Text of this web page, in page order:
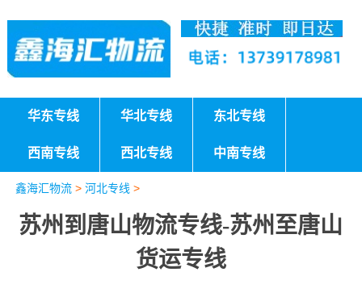
华东专线 华北专线 东北专线
西南专线 西北专线 中南专线
鑫海汇物流> 河北专线 >
苏州到唐山物流专线-苏州至唐山
货运专线